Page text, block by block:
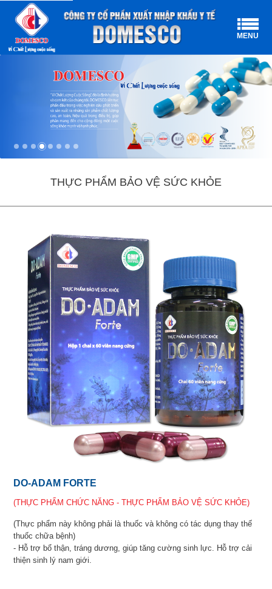
MENU
THỰC PHẨM BẢO VỆ SỨC KHỎE
DO-ADAM FORTE
(THỰC PHẨM CHỨC NĂNG - THỰC PHẨM BẢO VỆ SỨC KHỎE)
(Thực phẩm này không phải là thuốc và không có tác dụng thay thế
thuốc chữa bệnh)
- Hỗ trợ bổ thận, tráng dương, giúp tăng cường sinh lực. Hỗ trợ cải
thiện sinh lý nam giới.